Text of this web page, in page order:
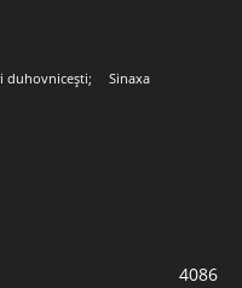
duhovnicești; Sinaxa
4086